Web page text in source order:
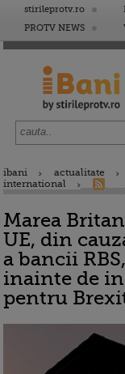
stirileprotv.ro
PROTV NEWS
ibani
actualitate
international
Marea
UE, din
a bancii
inainte de
pentru